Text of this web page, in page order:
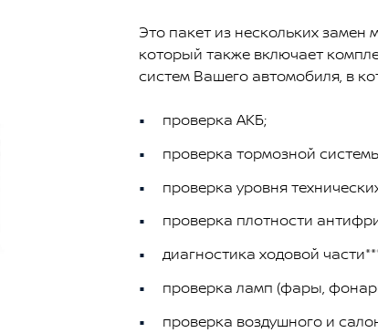
Это пакет из нескольких
который также включает
систем Вашего автомобиля, в
проверка АКБ;
проверка тормозной
проверка уровня
проверка плотности
диагностика ходовой
проверка ламп (фары,
проверка воздушного и